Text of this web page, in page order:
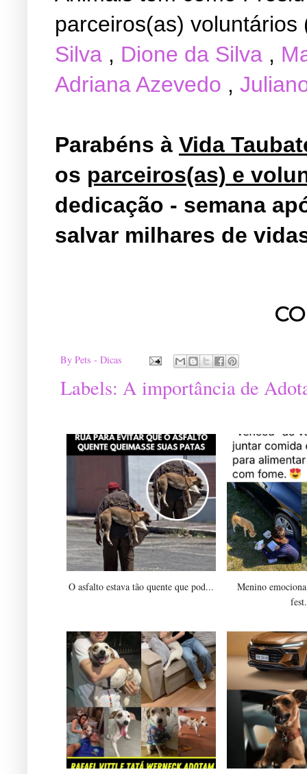
parceiros(as)
Silva , Dione da Silva ,
Adriana Azevedo ,
Parabéns à Vida
os parceiros(as) e
dedicação - semana
salvar milhares de
By Pets - Dicas
Labels: A importância de
O asfalto estava tão quente que pod...
Menino